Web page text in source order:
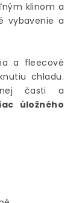
klinom a
vybavenie a
a fleecové
chladu.
časti a
úložného